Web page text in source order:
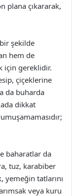
plana çıkararak,
şekilde
hem de
için gereklidir.
çiçeklerine
da buharda
dikkat
baharatlar da
tuz, karabiber
yemeğin tatlarını
veya kuru